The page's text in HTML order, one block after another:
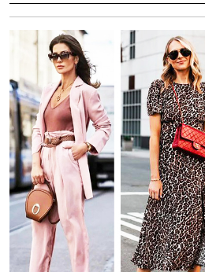
2024